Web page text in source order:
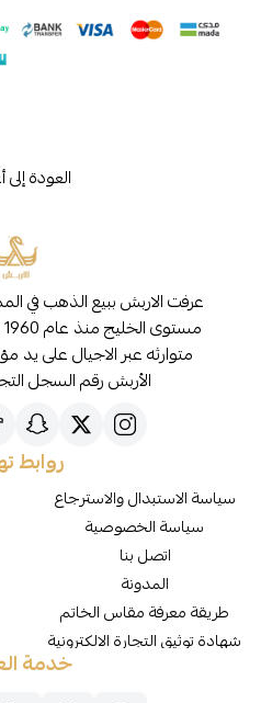
العودة إلى
عرفت الاربش ببيع الذهب في
متوارثه عبر الاجيال على
الأربش رقم السجل التجاري
روابط
سياسة الاستبدال والاسترجاع
سياسة الخصوصية
اتصل بنا
المدونة
طريقة معرفة مقاس الخاتم
شهادة توثيق التجارة الالكترونية
خدمة